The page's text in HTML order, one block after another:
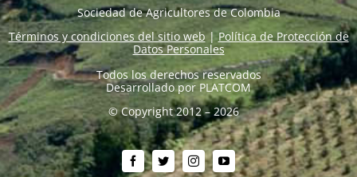
Sociedad de Agricultores de Colombia
Términos y condiciones del sitio web|Política de Protección de
Datos Personales
Todos los derechos reservados
Desarrollado por PLATCOM
© Copyright 2012 – 2026